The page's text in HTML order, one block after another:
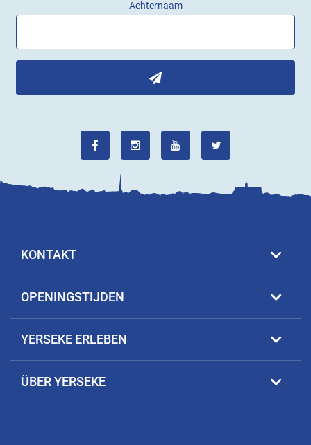
Achternaam
KONTAKT
OPENINGSTIJDEN
YERSEKE ERLEBEN
ÜBER YERSEKE